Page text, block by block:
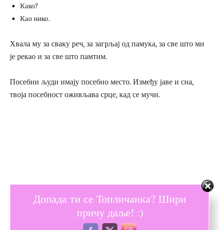
Како?
Као нико.
Хвала му за сваку реч, за загрљај од памука, за све што ми
је рекао и за све што памтим.
Посебни људи имају посебно место. Између јаве и сна,
твоја посебност оживљава срце, кад се мучи.
Допада ти се Топличанка? Шири
причу даље! :)